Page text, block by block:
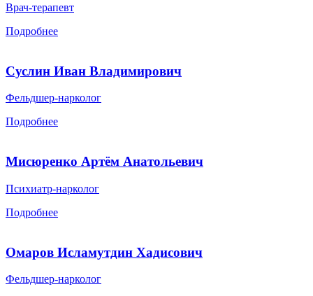
Врач-терапевт
Подробнее
Суслин Иван Владимирович
Фельдшер-нарколог
Подробнее
Мисюренко Артём Анатольевич
Психиатр-нарколог
Подробнее
Омаров Исламутдин Хадисович
Фельдшер-нарколог